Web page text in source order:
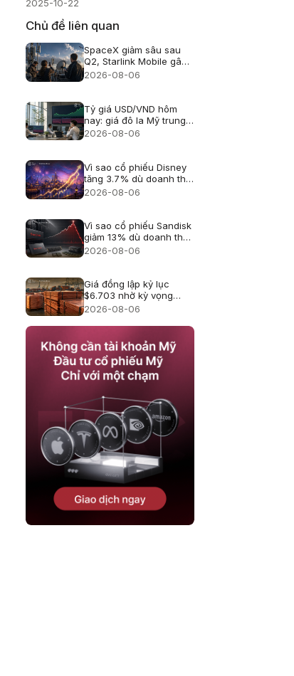
2025-10-22
Chủ đề liên quan
SpaceX giảm sâu sau
Q2, Starlink Mobile gây
áp lực lên viễn thông Mỹ
2026-08-06
Tỷ giá USD/VND hôm
nay: giá đô la Mỹ trung
tâm lên 25.433, USD
2026-08-06
Vì sao cổ phiếu Disney
tăng 3.7% dù doanh thu
hụt kỳ vọng?
2026-08-06
Vì sao cổ phiếu Sandisk
giảm 13% dù doanh thu
kỷ lục?
2026-08-06
Giá đồng lập kỷ lục
$6.703 nhờ kỳ vọng
thuế quan
2026-08-06